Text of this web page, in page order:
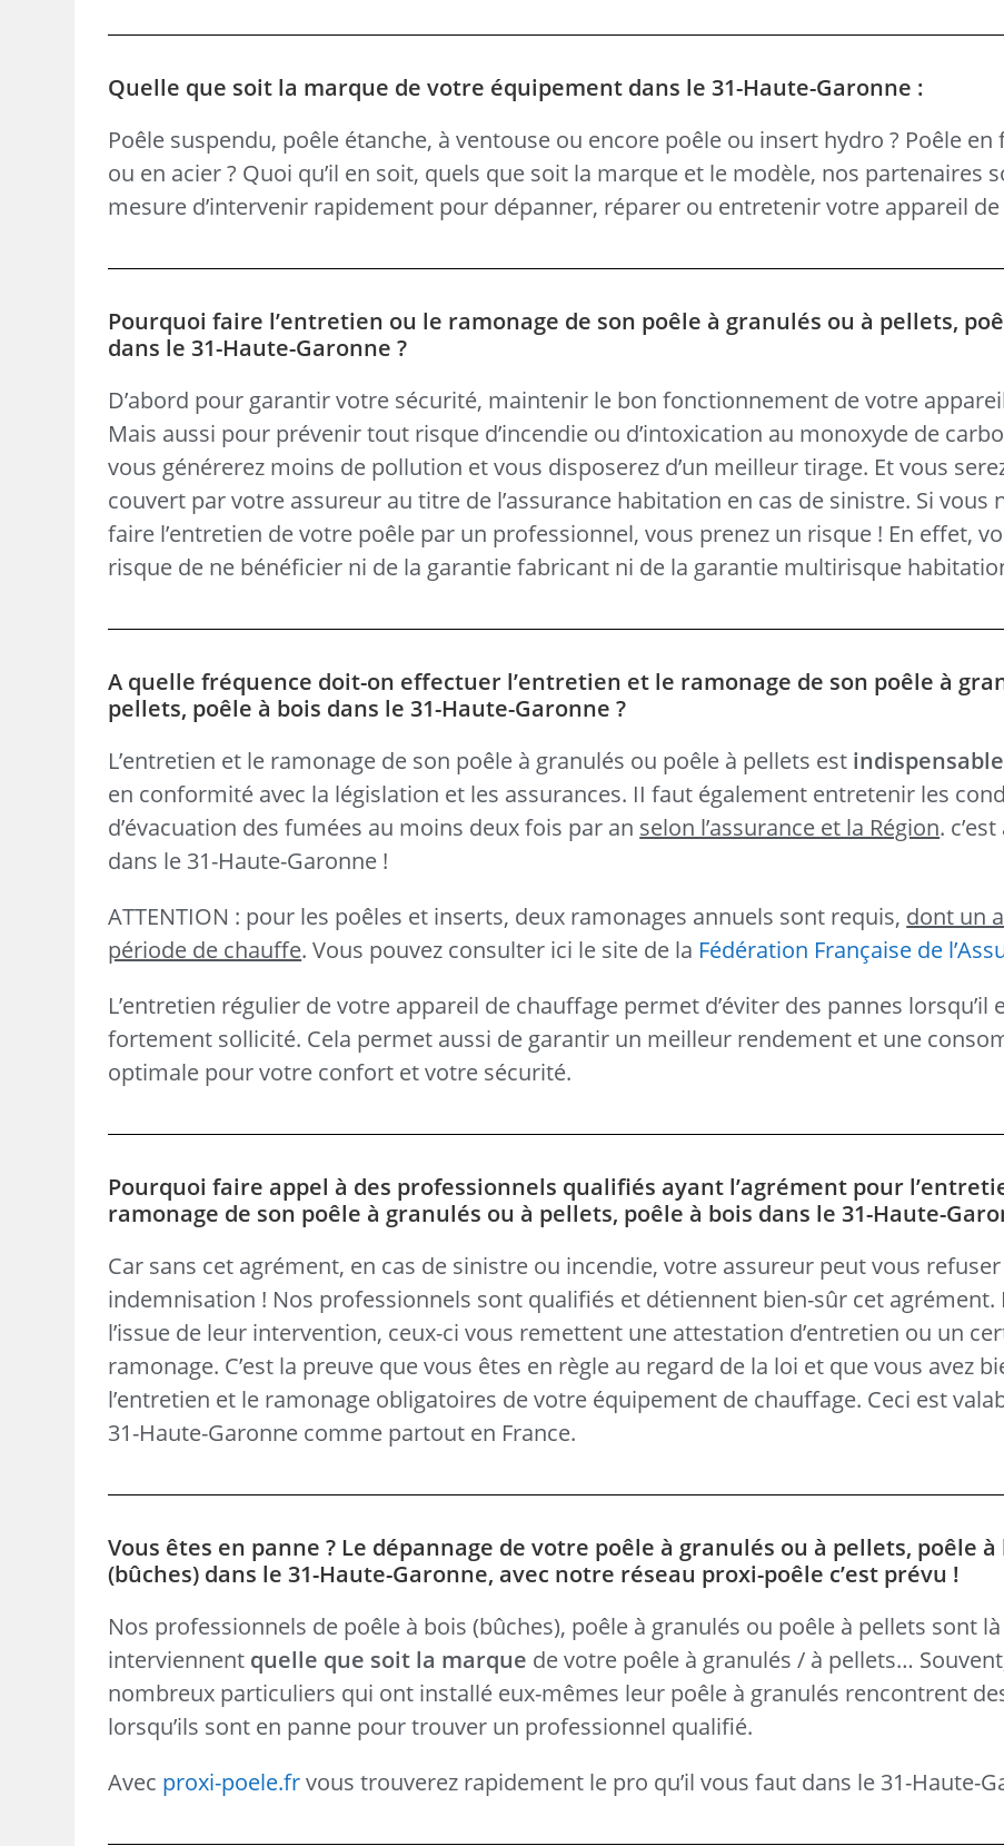
Quelle que soit la marque de votre équipement dans le 31-Haute-Garonne :
Poêle suspendu, poêle étanche, à ventouse ou encore poêle ou insert hydro ? Poêle en
ou en acier ? Quoi qu’il en soit, quels que soit la marque et le modèle, nos partenaires
mesure d’intervenir rapidement pour dépanner, réparer ou entretenir votre appareil
Pourquoi faire l’entretien ou le ramonage de son poêle à granulés ou à pellets,
dans le 31-Haute-Garonne ?
D’abord pour garantir votre sécurité, maintenir le bon fonctionnement de votre
Mais aussi pour prévenir tout risque d’incendie ou d’intoxication au monoxyde de
vous générerez moins de pollution et vous disposerez d’un meilleur tirage. Et vous
couvert par votre assureur au titre de l’assurance habitation en cas de sinistre. Si vous
faire l’entretien de votre poêle par un professionnel, vous prenez un risque ! En effet,
risque de ne bénéficier ni de la garantie fabricant ni de la garantie multirisque
A quelle fréquence doit-on effectuer l’entretien et le ramonage de son poêle à
pellets, poêle à bois dans le 31-Haute-Garonne ?
L’entretien et le ramonage de son poêle à granulés ou poêle à pellets est indispensable
en conformité avec la législation et les assurances. II faut également entretenir les
d’évacuation des fumées au moins deux fois par an selon l’assurance et la Région.
dans le 31-Haute-Garonne !
ATTENTION : pour les poêles et inserts, deux ramonages annuels sont requis, dont un
période de chauffe. Vous pouvez consulter ici le site de la Fédération Française de
L’entretien régulier de votre appareil de chauffage permet d’éviter des pannes lorsqu’il
fortement sollicité. Cela permet aussi de garantir un meilleur rendement et une
optimale pour votre confort et votre sécurité.
Pourquoi faire appel à des professionnels qualifiés ayant l’agrément pour
ramonage de son poêle à granulés ou à pellets, poêle à bois dans le 31-Haute-
Car sans cet agrément, en cas de sinistre ou incendie, votre assureur peut vous
indemnisation ! Nos professionnels sont qualifiés et détiennent bien-sûr cet agrément.
l’issue de leur intervention, ceux-ci vous remettent une attestation d’entretien ou un
ramonage. C’est la preuve que vous êtes en règle au regard de la loi et que vous avez
l’entretien et le ramonage obligatoires de votre équipement de chauffage. Ceci est
31-Haute-Garonne comme partout en France.
Vous êtes en panne ? Le dépannage de votre poêle à granulés ou à pellets, poêle à
(bûches) dans le 31-Haute-Garonne, avec notre réseau proxi-poêle c’est prévu !
Nos professionnels de poêle à bois (bûches), poêle à granulés ou poêle à pellets sont là
interviennent quelle que soit la marque de votre poêle à granulés / à pellets…
nombreux particuliers qui ont installé eux-mêmes leur poêle à granulés rencontrent
lorsqu’ils sont en panne pour trouver un professionnel qualifié.
Avec proxi-poele.frvous trouverez rapidement le pro qu’il vous faut dans le 31-Haute-